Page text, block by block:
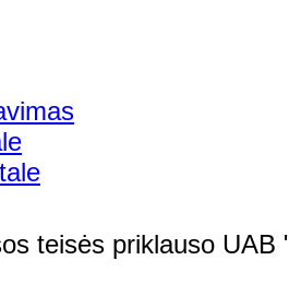
teisės priklauso UAB